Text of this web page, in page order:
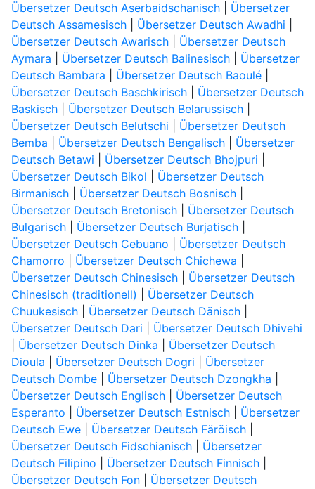
Übersetzer Deutsch Aserbaidschanisch| Übersetzer
Deutsch Assamesisch| Übersetzer Deutsch Awadhi
Übersetzer Deutsch Awarisch| Übersetzer Deutsch
Aymara
Übersetzer Deutsch Balinesisch| Übersetzer
Deutsch Bambara
Übersetzer Deutsch Baoulé|
Übersetzer Deutsch Baschkirisch| Übersetzer Deutsch
Baskisch| Übersetzer Deutsch Belarussisch|
Übersetzer Deutsch Belutschi
Übersetzer Deutsch
Bemba
Übersetzer Deutsch Bengalisch| Übersetzer
Deutsch Betawi
Übersetzer Deutsch Bhojpuri
Übersetzer Deutsch Bikol
Übersetzer Deutsch
Birmanisch| Übersetzer Deutsch Bosnisch|
Übersetzer Deutsch Bretonisch| Übersetzer Deutsch
Bulgarisch| Übersetzer Deutsch Burjatisch|
Übersetzer Deutsch Cebuano
Übersetzer Deutsch
Chamorro
Übersetzer Deutsch Chichewa
Übersetzer Deutsch Chinesisch| Übersetzer Deutsch
Chinesisch (traditionell)
Übersetzer Deutsch
Chuukesisch| Übersetzer Deutsch Dänisch|
Übersetzer Deutsch Dari
Übersetzer Deutsch Dhivehi
Übersetzer Deutsch Dinka
Übersetzer Deutsch
Dioula
Übersetzer Deutsch Dogri
Übersetzer
Deutsch Dombe| Übersetzer Deutsch Dzongkha
Übersetzer Deutsch Englisch| Übersetzer Deutsch
Esperanto
Übersetzer Deutsch Estnisch| Übersetzer
Deutsch Ewe| Übersetzer Deutsch Färöisch|
Übersetzer Deutsch Fidschianisch| Übersetzer
Deutsch Filipino
Übersetzer Deutsch Finnisch|
Übersetzer Deutsch Fon| Übersetzer Deutsch